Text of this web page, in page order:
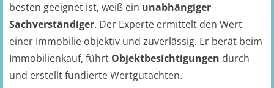
besten geeignet ist, weiß ein unabhängiger
Sachverständiger. Der Experte ermittelt den Wert
einer Immobilie objektiv und zuverlässig. Er berät beim
Immobilienkauf, führt Objektbesichtigungen durch
und erstellt fundierte Wertgutachten.